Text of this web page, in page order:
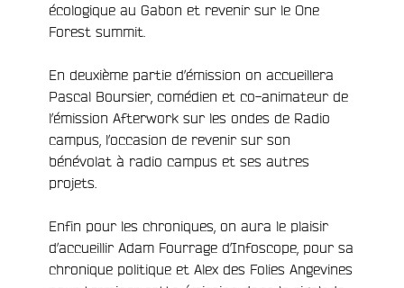
écologique au Gabon et revenir sur le One
Forest summit.
En deuxième partie d’émission on accueillera
Pascal Boursier, comédien et co-animateur de
l’émission Afterwork sur les ondes de Radio
campus, l’occasion de revenir sur son
bénévolat à radio campus et ses autres
projets.
Enfin pour les chroniques, on aura le plaisir
d’accueillir Adam Fourrage d’Infoscope, pour sa
chronique politique et Alex des Folies Angevines